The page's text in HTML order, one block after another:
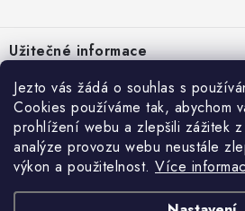
Jezto vás žádá o souhlas s
Cookies používáme tak, abychom
prohlížení webu a zlepšili zážitek
analýze provozu webu neustále
výkon a použitelnost. Více
pUžitečné informace
O nás
Náš příběh
Firemní dárky
Kariéra
Zákaznický servis
Obchodní podmínky
Ochrana osobních údajů
Doprava & platba
Přijímáme online platby
Facebook